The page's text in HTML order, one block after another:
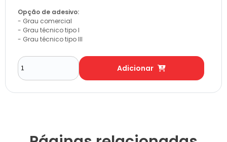
Opção de adesivo:
- Grau comercial
- Grau técnico tipo I
- Grau técnico tipo III
Adicionar